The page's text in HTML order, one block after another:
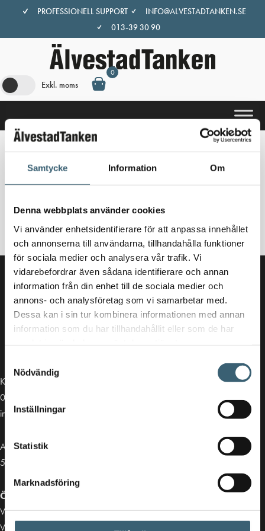
Samtycke Information Om
Denna webbplats använder cookies
Vi använder enhetsidentifierare för att anpassa innehållet
och annonserna till användarna, tillhandahålla funktioner
för sociala medier och analysera vår trafik. Vi
vidarebefordrar även sådana identifierare och annan
information från din enhet till de sociala medier och
annons- och analysföretag som vi samarbetar med.
Dessa kan i sin tur kombinera informationen med annan
information som du har tillhandahållit eller som de har
Nödvändig
Inställningar
Statistik
Marknadsföring
innehåll
PROFESSIONELL SUPPORT
INFO@ALVESTADTANKEN.SE
013-39 30 90
Exkl. moms
0
pe slang
Inga produkter hittades som motsvarar ditt val.
Kontakt
013-39 30 90
info@alvestadtanken.se
Algolgatan 7
583 30 Linköping
Öppettider butik:
Vardagar 07.00 - 16.00
Viktiga länkar